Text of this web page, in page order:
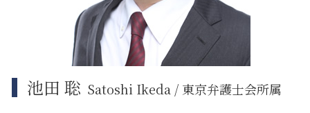
大田区 ITシステム 法律問題
池田 聡 Satoshi Ikeda / 東京弁護士会所属